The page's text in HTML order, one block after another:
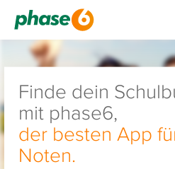
Finde dein
mit phase6,
der besten App
Noten.